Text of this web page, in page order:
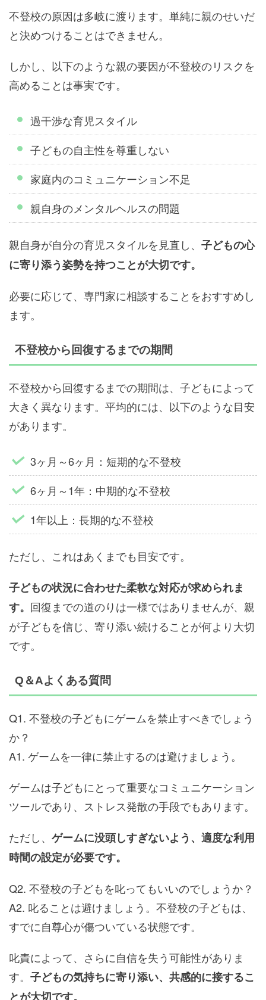
不登校の原因は多岐に渡ります。単純に親のせいだ
と決めつけることはできません。
しかし、以下のような親の要因が不登校のリスクを
高めることは事実です。
過干渉な育児スタイル
子どもの自主性を尊重しない
家庭内のコミュニケーション不足
親自身のメンタルヘルスの問題
親自身が自分の育児スタイルを見直し、 子どもの心
に寄り添う姿勢を持つことが大切です。
必要に応じて、専門家に相談することをおすすめし
ます。
不登校から回復するまでの期間
不登校から回復するまでの期間は、子どもによって
大きく異なります。平均的には、以下のような目安
があります。
3ヶ月～6ヶ月：短期的な不登校
6ヶ月～1年：中期的な不登校
1年以上：長期的な不登校
ただし、これはあくまでも目安です。
子どもの状況に合わせた柔軟な対応が求められま
す。 回復までの道のりは一様ではありませんが、親
が子どもを信じ、寄り添い続けることが何より大切
です。
Q＆Aよくある質問
Q1. 不登校の子どもにゲームを禁止すべきでしょう
か？
A1. ゲームを一律に禁止するのは避けましょう。
ゲームは子どもにとって重要なコミュニケーション
ツールであり、ストレス発散の手段でもあります。
ただし、 ゲームに没頭しすぎないよう、適度な利用
時間の設定が必要です。
Q2. 不登校の子どもを叱ってもいいのでしょうか？
A2. 叱ることは避けましょう。不登校の子どもは、
すでに自尊心が傷ついている状態です。
叱責によって、さらに自信を失う可能性がありま
す。 子どもの気持ちに寄り添い、共感的に接するこ
とが大切です。